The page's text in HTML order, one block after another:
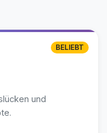
und
BELIEBT